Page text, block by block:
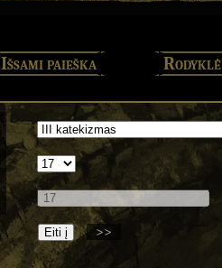
Išsami paieška Rodyklė
>>